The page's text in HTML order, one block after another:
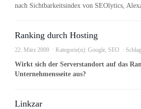
nach Sichtbarkeitsindex von SEOlytics,
Ranking durch Hosting
22. März 2009 Kategorie(n): Google, SEO
Wirkt sich der Serverstandort auf das
Unternehmensseite aus?
Linkzar